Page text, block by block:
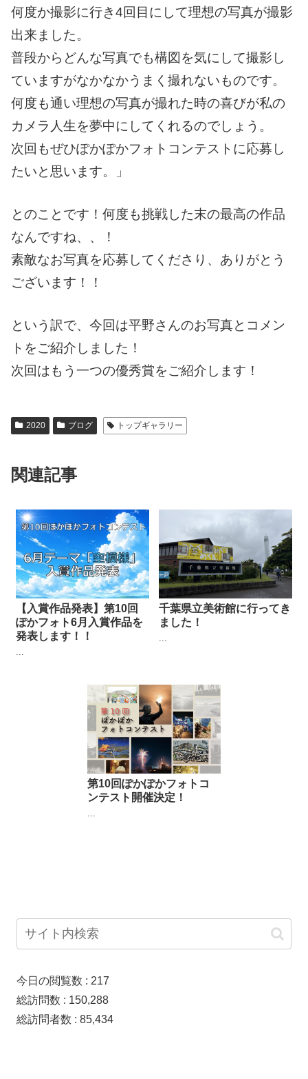
何度か撮影に行き4回目にして理想の写真が撮影
出来ました。
普段からどんな写真でも構図を気にして撮影し
ていますがなかなかうまく撮れないものです。
何度も通い理想の写真が撮れた時の喜びが私の
カメラ人生を夢中に してくれるのでしょう。
次回もぜひぽかぽかフォトコンテストに応募し
たいと思います。」
とのことです！何度も挑戦した末の最高の作品
なんですね、、！
素敵なお写真を応募してくださり、ありがとう
ございます！！
という訳で、今回は平野さんのお写真とコメン
トをご紹介しました！
次回はもう一つの優秀賞をご紹介します！
2020 ブログ トップギャラリー
関連記事
【入賞作品発表】第10回
ぽかフォト6月入賞作品を
発表します！！
千葉県立美術館に行ってき
ました！
第10回ぽかぽかフォトコ
ンテスト開催決定！
...
今日の閲覧数 : 217
総訪問数 : 150,288
総訪問者数 : 85,434